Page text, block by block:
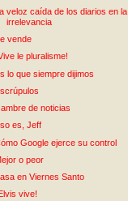
veloz caída de los diarios en la
irrelevancia
vende
le pluralisme!
lo que siempre dijimos
de noticias
es, Jeff
Google ejerce su control
o peor
en Viernes Santo
vive!